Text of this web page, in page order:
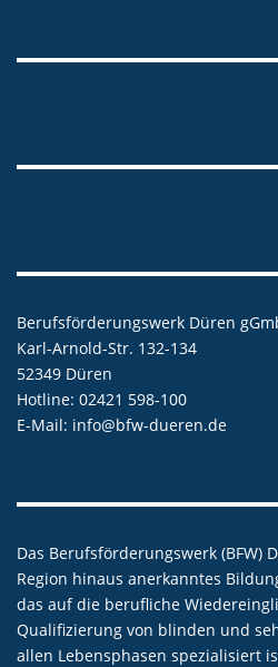
Berufsförderungswerk Düren
Karl-Arnold-Str. 132-134
52349 Düren
Hotline: 02421 598‑100
E-Mail: info@bfw-dueren.de
Das Berufsförderungswerk (BFW)
Region hinaus anerkanntes
das auf die berufliche
Qualifizierung von blinden und
allen Lebensphasen spezialisiert